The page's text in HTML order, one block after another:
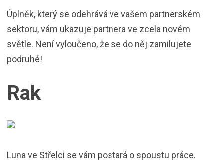
Úplněk, který se odehrává ve vašem partnerském
sektoru, vám ukazuje partnera ve zcela novém
světle. Není vyloučeno, že se do něj zamilujete
podruhé!
Rak
Luna ve Střelci se vám postará o spoustu práce.